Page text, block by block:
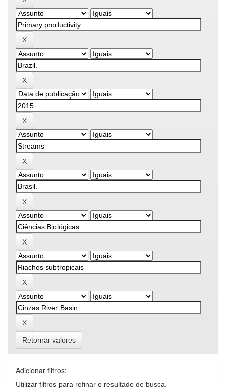
Retornar valores
Adicionar filtros:
Utilizar filtros para refinar o resultado de busca.